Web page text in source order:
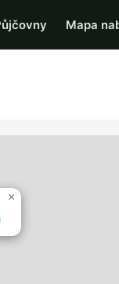
Mapa
×